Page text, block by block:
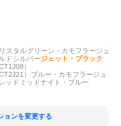
スタルグリーン・カモフラージュ
ド シルバージェット・ブラック
）
）
ブルー・カモフラージュ
ッド ミッドナイト・ブルー
ョンを変更する